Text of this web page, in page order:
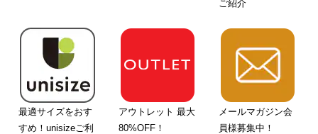
ご紹介
最適サイズをおす
すめ！unisizeご利
アウトレット 最大
80%OFF！
メールマガジン会
員様募集中！